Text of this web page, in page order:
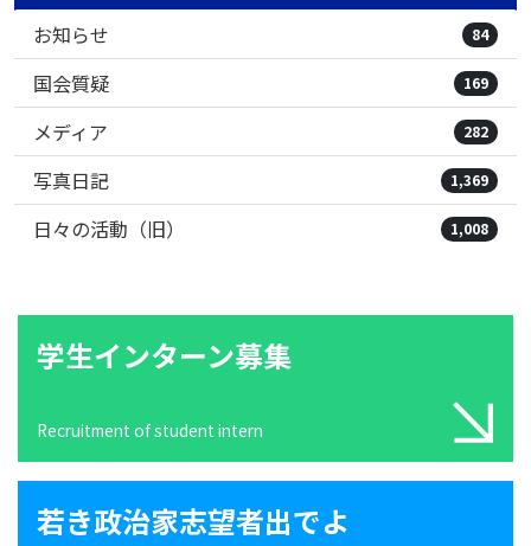
お知らせ
84
国会質疑 169
メディア 282
写真日記 1,369
日々の活動（旧） 1,008
学生インターン募集
Recruitment of student intern
若き政治家志望者出でよ